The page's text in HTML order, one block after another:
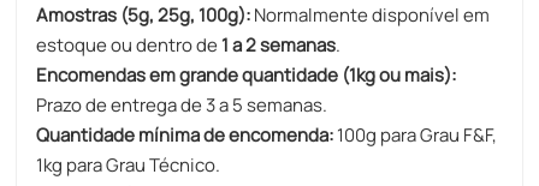
Amostras (5g, 25g, 100g):Normalmente disponível em
estoque ou dentro de 1 a 2 semanas.
Encomendas em grande quantidade (1kg ou mais):
Prazo de entrega de 3 a 5 semanas.
Quantidade mínima de encomenda:100g para Grau F&F,
1kg para Grau Técnico.